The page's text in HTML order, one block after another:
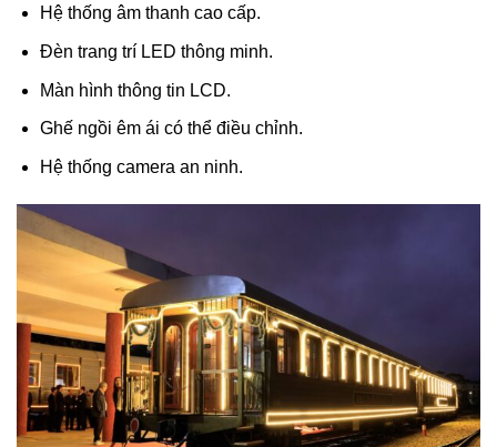
Hệ thống âm thanh cao cấp.
Đèn trang trí LED thông minh.
Màn hình thông tin LCD.
Ghế ngồi êm ái có thể điều chỉnh.
Hệ thống camera an ninh.